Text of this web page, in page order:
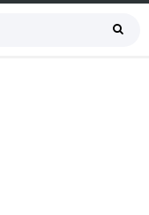
(Png dan Vektor)